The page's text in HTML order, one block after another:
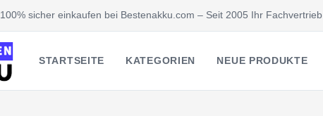
100% sicher einkaufen bei Bestenakku.com – Seit 2005 Ihr
STARTSEITE KATEGORIEN NEUE PRODUKTE